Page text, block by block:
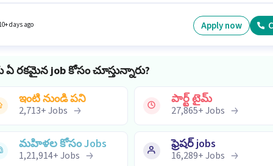
వారానికి 6 days working ఉన్నాయి. ఈ ఉద్యోగం ఓఖ్లా ఇండస్ట్రియల్ ఏరియా, ఢిల్లీ లో ఉంది.
days ago Apply now
ఏ రకమైన job కోసం చూస్తున్నారు?
ఇంటి నుండి పని
2,713+Jobs
పార్ట్ టైమ్
27,865+Jobs
మహిళల కోసం Jobs
1,21,914+Jobs
ఫ్రెషర్ jobs
16,289+Jobs